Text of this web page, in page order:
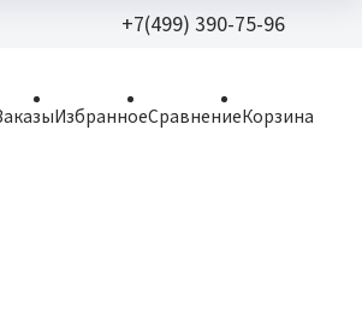
+7(499) 390-75-96
ИзбранноеСравнениеКорзина